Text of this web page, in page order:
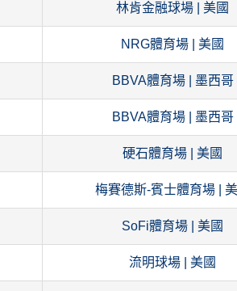
林肯金融球場 | 美國
NRG體育場 | 美國
BBVA體育場 | 墨西哥
BBVA體育場 | 墨西哥
硬石體育場 | 美國
梅賽德斯-賓士體育場 |
SoFi體育場 | 美國
流明球場 | 美國